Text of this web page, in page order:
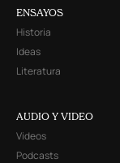
ENSAYOS
Historia
Ideas
Literatura
AUDIO Y VIDEO
Videos
Podcasts